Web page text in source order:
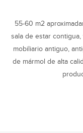
55-60 m2
sala de estar
mobiliario antiguo,
de mármol de alta